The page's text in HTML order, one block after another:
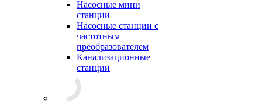
Насосные мини
станции
Насосные станции с
частотным
преобразователем
Канализационные
станции